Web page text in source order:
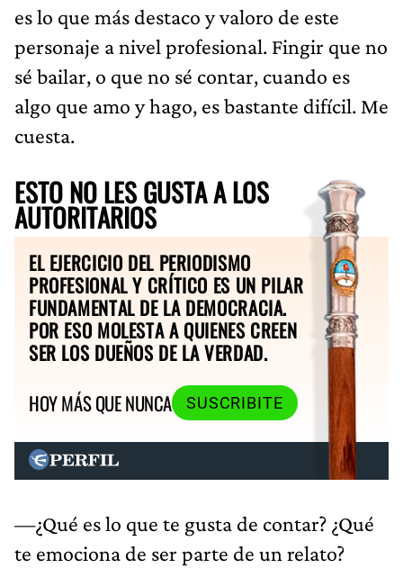
es lo que más destaco y valoro de este
personaje a nivel profesional. Fingir que no
sé bailar, o que no sé contar, cuando es
algo que amo y hago, es bastante difícil. Me
cuesta.
ESTO NO LES GUSTA A LOS
AUTORITARIOS
EL EJERCICIO DEL PERIODISMO
PROFESIONAL Y CRÍTICO ES UN PILAR
FUNDAMENTAL DE LA DEMOCRACIA.
POR ESO MOLESTA A QUIENES CREEN
SER LOS DUEÑOS DE LA VERDAD.
HOY MÁS QUE NUNCA
SUSCRIBITE
—¿Qué es lo que te gusta de contar? ¿Qué
te emociona de ser parte de un relato?